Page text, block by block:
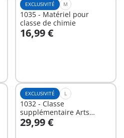
EXCLUSIVITÉ M
1035 - Matériel pour
classe de chimie
16,99 €
Au panier
EXCLUSIVITÉ L
1032 - Classe
supplémentaire Arts
plastiques
29,99 €
Au panier